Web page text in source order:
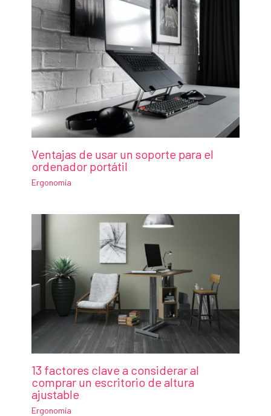
Ventajas de usar un soporte para el
ordenador portátil
Ergonomía
13 factores clave a considerar al
comprar un escritorio de altura
ajustable
Ergonomía